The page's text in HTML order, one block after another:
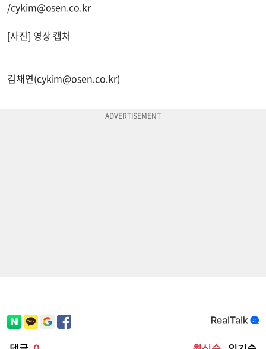
/cykim@osen.co.kr
[사진] 영상 캡처
김채연(cykim@osen.co.kr)